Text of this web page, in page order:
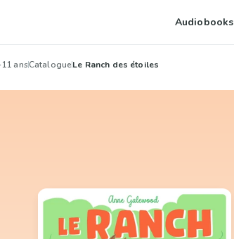
Audiobooks
ansCatalogueLe Ranch des étoiles